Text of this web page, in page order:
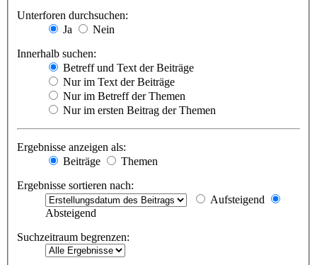
Unterforen durchsuchen:
Ja
Nein
Innerhalb suchen:
Betreff und Text der Beiträge
Nur im Text der Beiträge
Nur im Betreff der Themen
Nur im ersten Beitrag der Themen
Ergebnisse anzeigen als:
Beiträge
Themen
Ergebnisse sortieren nach:
Aufsteigend
Absteigend
Suchzeitraum begrenzen: